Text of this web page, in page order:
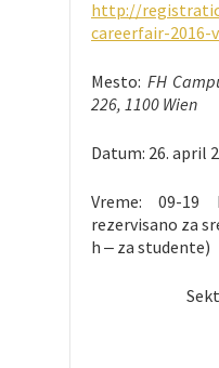
http://
careerfair-2016-
Mesto: FH
226, 1100 Wien
Datum: 26. april
Vreme: 09-
rezervisano za
h ‒ za studente)